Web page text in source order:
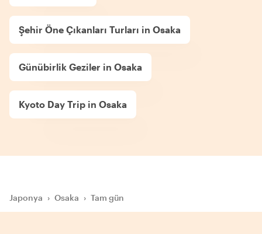
Şehir Öne Çıkanları Turları in Osaka
Günübirlik Geziler in Osaka
Kyoto Day Trip in Osaka
Japonya › Osaka › Tam gün